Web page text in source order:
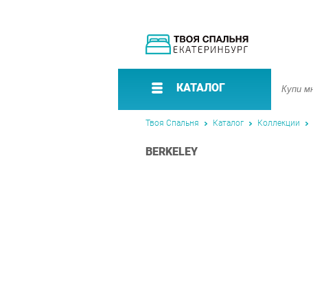
КАТАЛОГ
Твоя Спальня Каталог Коллекции
BERKELEY